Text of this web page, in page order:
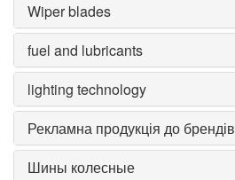
Wiper blades
fuel and lubricants
lighting technology
Рекламна продукція до брендів
Шины колесные